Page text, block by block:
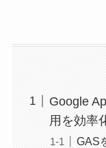
Google
用を効率
GAS